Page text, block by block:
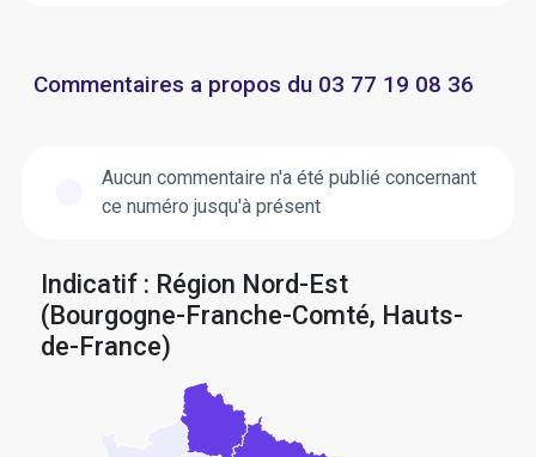
Commentaires a propos du 03 77 19 08 36
Aucun commentaire n'a été publié concernant
ce numéro jusqu'à présent
Indicatif : Région Nord-Est
(Bourgogne-Franche-Comté, Hauts-
de-France)